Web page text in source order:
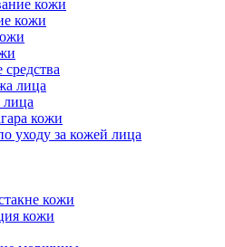
кожи
кожи
лица
кожи
уходу за кожей лица
кожи
кожи